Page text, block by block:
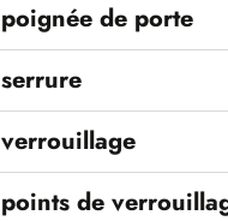
poignée de porte
serrure
verrouillage
points de